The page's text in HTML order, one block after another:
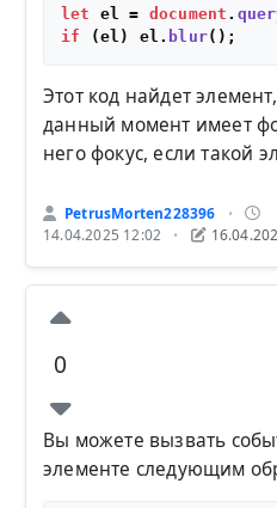
let el = document .
if (el) el. blur
Этот код найдет
данный момент имеет
него фокус, если такой
PetrusMorten228396 •
14.04.2025 12:02 •
0
Вы можете вызвать
элементе следующим